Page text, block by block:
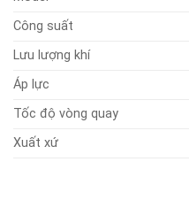
Công suất
Lưu lượng khí
Áp lực
Tốc độ vòng quay
Xuất xứ